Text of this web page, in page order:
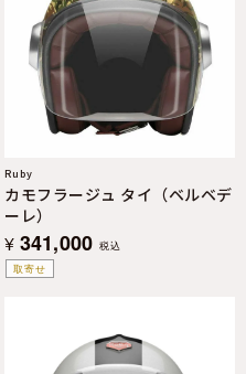
取寄せ
Ruby
カモフラージュ タイ（ベルベデ
ーレ）
¥ 341,000 税込